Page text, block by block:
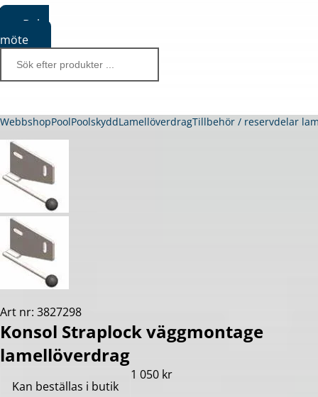
Boka
möte
WebbshopPoolPoolskyddLamellöverdragTillbehör / reservdelar
Art nr: 3827298
Konsol Straplock väggmontage
lamellöverdrag
Kan beställas i butik
1 050 kr